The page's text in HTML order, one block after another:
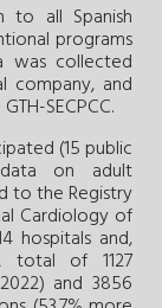
all Spanish
programs
was collected
company, and
SECPCC.
(15 public
on adult
to the Registry
Cardiology of
hospitals and,
total of 1127
and 3856